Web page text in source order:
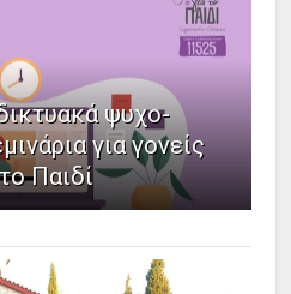
ψυχο-
για γονείς
Παιδί